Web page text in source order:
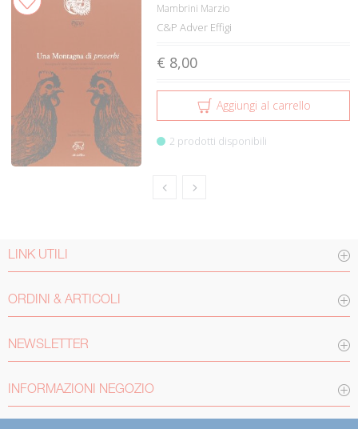
Mambrini Marzio
C&P Adver Effigi
€ 8,00
Aggiungi al carrello
2 prodotti disponibili
LINK UTILI
ORDINI & ARTICOLI
NEWSLETTER
INFORMAZIONI NEGOZIO